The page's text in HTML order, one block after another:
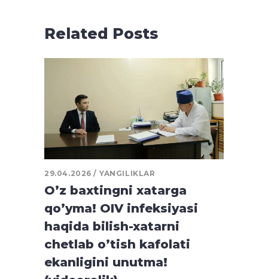
Related Posts
29.04.2026 YANGILIKLAR
O’z baxtingni xatarga
qo’yma! OIV infeksiyasi
haqida bilish-xatarni
chetlab o’tish kafolati
ekanligini unutma!